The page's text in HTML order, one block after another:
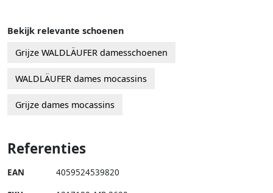
Bekijk relevante schoenen
Grijze WALDLÄUFER damesschoenen
WALDLÄUFER dames mocassins
Grijze dames mocassins
Referenties
EAN 4059524539820